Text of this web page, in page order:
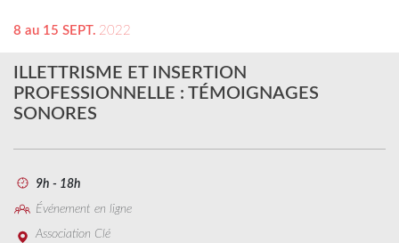
8 au 15 SEPT. 2022
ILLETTRISME ET INSERTION
PROFESSIONNELLE : TÉMOIGNAGES
SONORES
9h - 18h
Événement en ligne
Association Clé